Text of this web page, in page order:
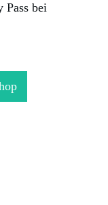
Pass bei